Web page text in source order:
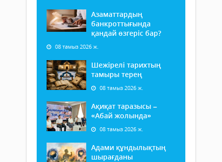
Азаматтардың
банкроттығында
қандай өзгеріс бар?
08 тамыз 2026 ж.
Шежірелі тарихтың
тамыры терең
08 тамыз 2026 ж.
Ақиқат таразысы –
«Абай жолында»
08 тамыз 2026 ж.
Адами құндылықтың
шырағданы